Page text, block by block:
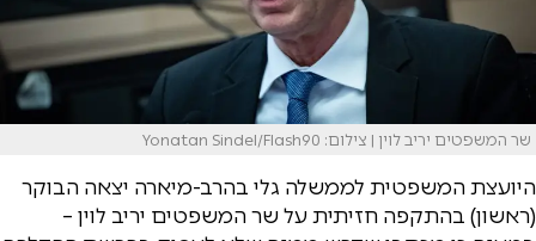
שר המשפטים יריב לוין | צילום: Yonatan Sindel/Flash90
היועצת המשפטית לממשלה גלי בהרב-מיארה יצאה הבוקר
(ראשון) בהתקפה חזיתית על שר המשפטים יריב לוין –